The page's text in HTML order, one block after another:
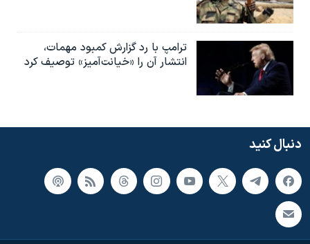
ترامپ با رد گزارش کمبود مهمات،
انتشار آن را «خیانت‌آمیز» توصیف کرد
دنبال کنید